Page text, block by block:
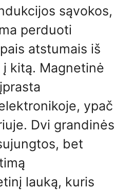
sąvokos,
perduoti
atstumais iš
kitą. Magnetinė
ypač
Dvi grandinės
bet
lauką, kuris